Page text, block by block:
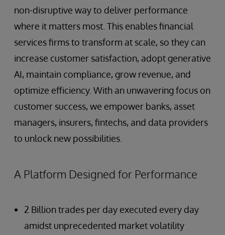
non-disruptive way to deliver performance
where it matters most. This enables financial
services firms to transform at scale, so they can
increase customer satisfaction, adopt generative
AI, maintain compliance, grow revenue, and
optimize efficiency. With an unwavering focus on
customer success, we empower banks, asset
managers, insurers, fintechs, and data providers
to unlock new possibilities.
A Platform Designed for Performance
2 Billion trades per day executed every day
amidst unprecedented market volatility